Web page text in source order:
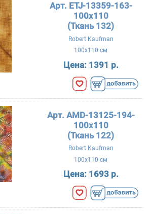
Арт. ETJ-13359-163-
100x110
(Ткань 132)
Robert Kaufman
100x110 см
Цена: 1391 р.
Арт. AMD-13125-194-
100x110
(Ткань 122)
Robert Kaufman
100x110 см
Цена: 1693 р.